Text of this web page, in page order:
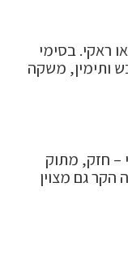
ראקי. בסימי
ותימין, משקה
– חזק, מתוק
גם מצוין